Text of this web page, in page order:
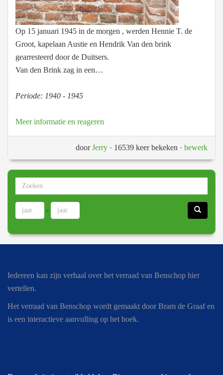
Op 15 januari 1945 in de morgen , werden Hennie T. de
Groot, kapelaan Austie en Hendrik Van den brink
gearresteerd door de Duitsers.
Van den Brink zag in een…
Periode: 1940 - 1945
Meer informatie en reageren
doorJerry · 16539 keer bekeken · bewerk
-
Iedereen kan zijn verhaal over het verraad van Benschop hier
vertellen.
Het verraad van Benschop wordt gemaakt door Bram de Graaf en
is een interactieve aanvulling op het boek.